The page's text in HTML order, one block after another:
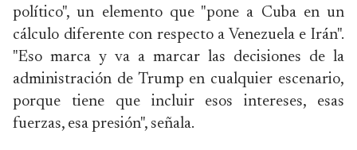
político", un elemento que "pone a Cuba en un
cálculo diferente con respecto a Venezuela e Irán".
"Eso marca y va a marcar las decisiones de la
administración de Trump en cualquier escenario,
porque tiene que incluir esos intereses, esas
fuerzas, esa presión", señala.